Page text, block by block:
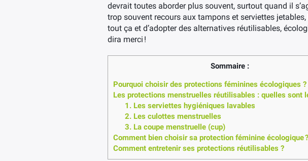
devrait toutes aborder plus souvent, surtout quand il
trop souvent recours aux tampons et serviettes
tout ça et d’adopter des alternatives réutilisables,
dira merci !
Sommaire :
Pourquoi choisir des protections féminines écologiques ?
Les protections menstruelles réutilisables : quelles sont
1. Les serviettes hygiéniques lavables
2. Les culottes menstruelles
3. La coupe menstruelle (cup)
Comment bien choisir sa protection féminine écologique ?
Comment entretenir ses protections réutilisables ?